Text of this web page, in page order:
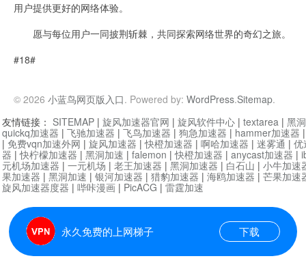
用户提供更好的网络体验。
愿与每位用户一同披荆斩棘，共同探索网络世界的奇幻之旅。
#18#
© 2026 小蓝鸟网页版入口. Powered by: WordPress.Sitemap.
永久免费的上网梯子 下载
友情链接： SITEMAP | 旋风加速器官网 | 旋风软件中心 | textarea | 黑
quickq加速器 | 飞驰加速器 | 飞鸟加速器 | 狗急加速器 | hammer加速器
| 免费vqn加速外网 | 旋风加速器 |快橙加速器 | 啊哈加速器 | 迷雾通 | 优
器 |快柠檬加速器 | 黑洞加速 | falemon |快橙加速器 | anycast加速器 |
元机场加速器 | 一元机场 | 老王加速器 | 黑洞加速器 | 白石山 | 小牛加速
果加速器 | 黑洞加速 | 银河加速器 | 猎豹加速器 | 海鸥加速器 | 芒果加速
旋风加速器度器 | 哔咔漫画 | PicACG | 雷霆加速